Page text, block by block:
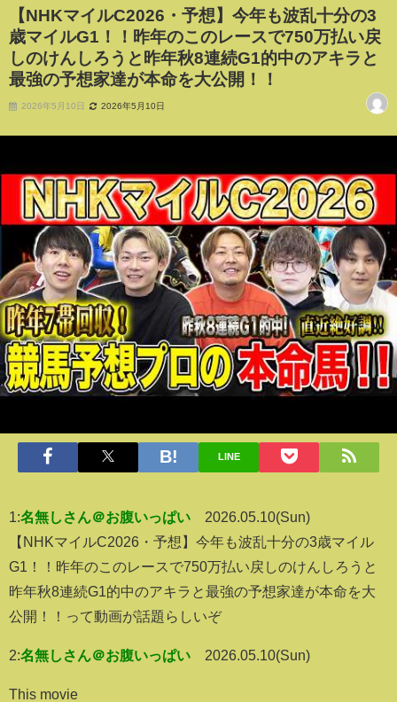
【NHKマイルC2026・予想】今年も波乱十分の3
歳マイルG1！！昨年のこのレースで750万払い戻
しのけんしろうと昨年秋8連続G1的中のアキラと
最強の予想家達が本命を大公開！！
2026年5月10日 2026年5月10日
LINE
1:名無しさん＠お腹いっぱい
2026.05.10(Sun)
【NHKマイルC2026・予想】今年も波乱十分の3歳マイル
G1！！昨年のこのレースで750万払い戻しのけんしろうと
昨年秋8連続G1的中のアキラと最強の予想家達が本命を大
公開！！って動画が話題らしいぞ
2:名無しさん＠お腹いっぱい 2026.05.10(Sun)
This movie